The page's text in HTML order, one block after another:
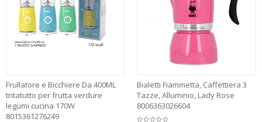
Frullatore e Bicchiere Da 400ML
tritatutto per frutta verdure
legumi cucina 170W
8015361276249
Bialetti Fiammetta, Caffettiera 3
Tazze, Alluminio, Lady Rose
8006363026604